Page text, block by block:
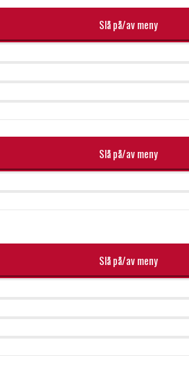
Slå på/av meny
Slå på/av meny
Slå på/av meny